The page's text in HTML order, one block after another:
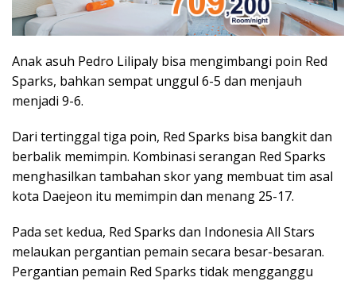
Anak asuh Pedro Lilipaly bisa mengimbangi poin Red
Sparks, bahkan sempat unggul 6-5 dan menjauh
menjadi 9-6.
Dari tertinggal tiga poin, Red Sparks bisa bangkit dan
berbalik memimpin. Kombinasi serangan Red Sparks
menghasilkan tambahan skor yang membuat tim asal
kota Daejeon itu memimpin dan menang 25-17.
Pada set kedua, Red Sparks dan Indonesia All Stars
melaukan pergantian pemain secara besar-besaran.
Pergantian pemain Red Sparks tidak mengganggu